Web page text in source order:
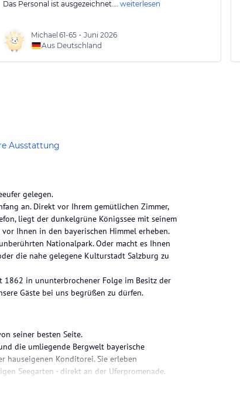
Das Personal ist ausgezeichnet.… weiterlesen
Michael 61-65 • Juni 2026
Aus Deutschland
Ausstattung
gelegen.
an. Direkt vor Ihrem gemütlichen Zimmer,
liegt der dunkelgrüne Königssee mit seinem
Ihnen in den bayerischen Himmel erheben.
Nationalpark. Oder macht es Ihnen
die nahe gelegene Kulturstadt Salzburg zu
in ununterbrochener Folge im Besitz der
Gäste bei uns begrüßen zu dürfen.
seiner besten Seite.
die umliegende Bergwelt bayerische
hauseigenen Konditorei. Sie erleben
Seegarten - direkt an der Uferpromenade.
durch Kreationen unserer vielseitigen Küche